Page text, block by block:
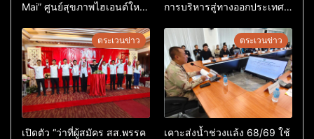
Mai” ศูนย์สุขภาพไฮเอนต์ใหญ่
การบริหารสู่ทางออกประเทศ
ตระเวนข่าว
เปิดตัว “ว่าที่ผู้สมัคร สส.พรรค
ตระเวนข่าว
เคาะส่งน้ำช่วงแล้ง 68/69 ใช้